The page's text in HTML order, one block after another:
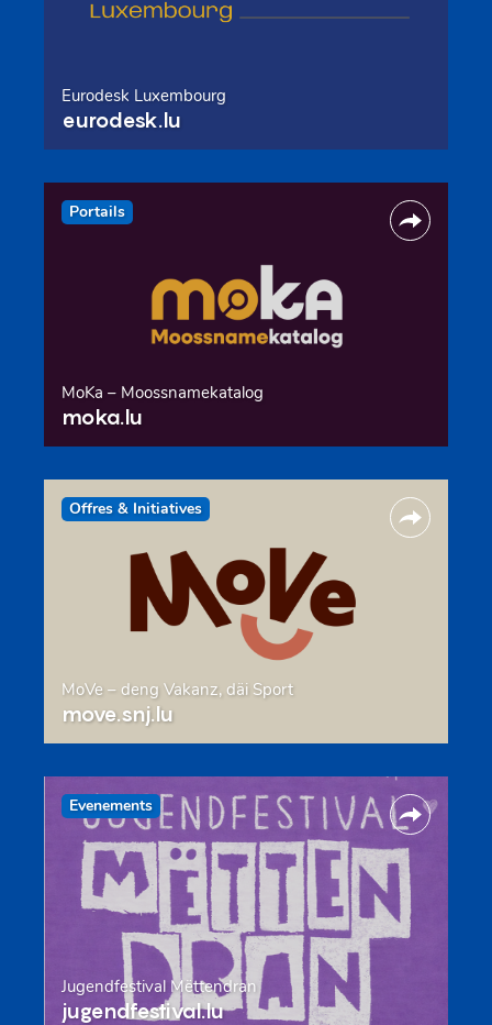
Eurodesk Luxembourg
eurodesk.lu
Portails
MoKa – Moossnamekatalog
moka.lu
Offres & Initiatives
MoVe – deng Vakanz, däi Sport
move.snj.lu
Evenements
Jugendfestival Mëttendran
jugendfestival.lu